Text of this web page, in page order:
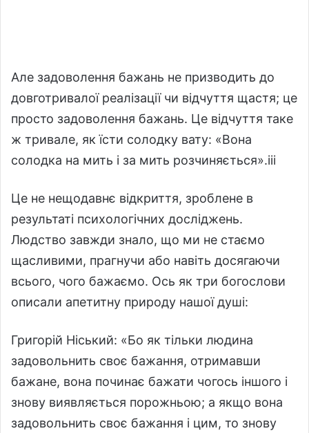
Але задоволення бажань не призводить до
довготривалої реалізації чи відчуття щастя; це
просто задоволення бажань. Це відчуття таке
ж тривале, як їсти солодку вату: «Вона
солодка на мить і за мить розчиняється».iii
Це не нещодавнє відкриття, зроблене в
результаті психологічних досліджень.
Людство завжди знало, що ми не стаємо
щасливими, прагнучи або навіть досягаючи
всього, чого бажаємо. Ось як три богослови
описали апетитну природу нашої душі:
Григорій Ніський: «Бо як тільки людина
задовольнить своє бажання, отримавши
бажане, вона починає бажати чогось іншого і
знову виявляється порожньою; а якщо вона
задовольнить своє бажання і цим, то знову